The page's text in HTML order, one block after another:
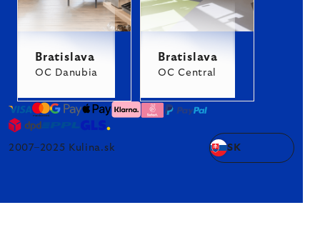
Bratislava
OC Danubia
Bratislava
OC Central
2007–2025 Kulina.sk SK